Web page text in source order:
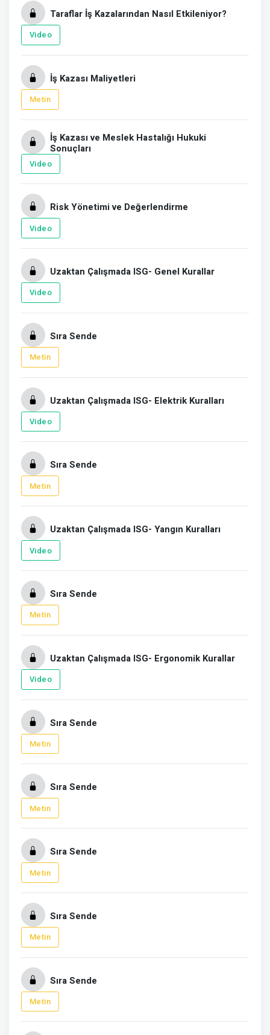
Taraflar İş Kazalarından Nasıl Etkileniyor?
Video
İş Kazası Maliyetleri
Metin
İş Kazası ve Meslek Hastalığı Hukuki
Sonuçları
Video
Risk Yönetimi ve Değerlendirme
Video
Uzaktan Çalışmada ISG- Genel Kurallar
Video
Sıra Sende
Metin
Uzaktan Çalışmada ISG- Elektrik Kuralları
Video
Sıra Sende
Metin
Uzaktan Çalışmada ISG- Yangın Kuralları
Video
Sıra Sende
Metin
Uzaktan Çalışmada ISG- Ergonomik Kurallar
Video
Sıra Sende
Metin
Sıra Sende
Metin
Sıra Sende
Metin
Sıra Sende
Metin
Sıra Sende
Metin